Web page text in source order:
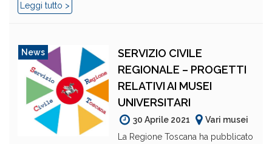
Leggi tutto >
News
SERVIZIO CIVILE
REGIONALE – PROGETTI
RELATIVI AI MUSEI
UNIVERSITARI
30 Aprile 2021
Vari musei
La Regione Toscana ha pubblicato